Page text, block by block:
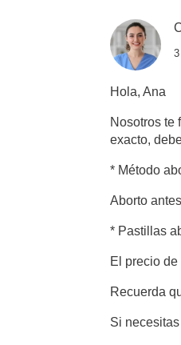
Hola, Ana
Nosotros te
exacto,
* Método
Aborto
* Pastillas
El precio
Recuerda
Si